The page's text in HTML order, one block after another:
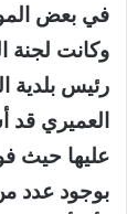
في بعض
وكانت لجنة
رئيس بلدية
العميري قد
عليها حيث
بوجود عدد